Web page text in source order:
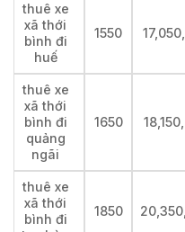
thuê xe
xã thới
bình đi
huế
1550
thuê xe
xã thới
bình đi
quảng
ngãi
1650
thuê xe
xã thới
bình đi
1850